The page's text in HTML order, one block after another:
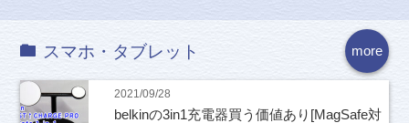
more
スマホ・タブレット
2021/09/28
belkinの3in1充電器買う価値あり[MagSafe対